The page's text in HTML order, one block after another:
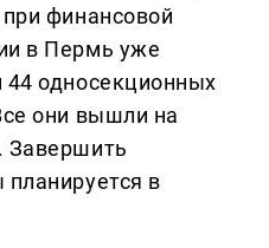
финансовой
в Пермь уже
44 односекционных
они вышли на
Завершить
в